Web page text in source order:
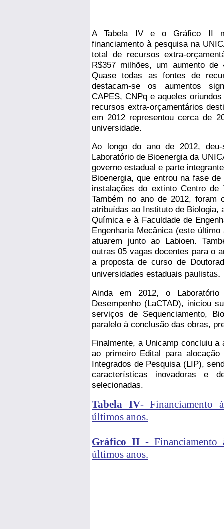
A Tabela IV e o Gráfico II
financiamento à pesquisa na
total de recursos extra-
R$357 milhões, um aumento
Quase todas as fontes de
destacam-se os aumentos
CAPES, CNPq e aqueles
recursos extra-orçamentários
em 2012 representou cerca de
universidade.
Ao longo do ano de 2012,
Laboratório de Bioenergia da
governo estadual e parte
Bioenergia, que entrou na fase
instalações do extinto Centro
Também no ano de 2012, foram
atribuídas ao Instituto de
Química e à Faculdade de
Engenharia Mecânica (este
atuarem junto ao Labioen.
outras 05 vagas docentes para o
a proposta de curso de
universidades estaduais paulistas.
Ainda em 2012, o
Desempenho (LaCTAD), iniciou
serviços de Sequenciamento,
paralelo à conclusão das obras,
Finalmente, a Unicamp concluiu
ao primeiro Edital para
Integrados de Pesquisa (LIP),
características inovadoras e
selecionadas.
Tabela IV- Financiamento
últimos anos.
Gráfico II - Financiamento
últimos anos.